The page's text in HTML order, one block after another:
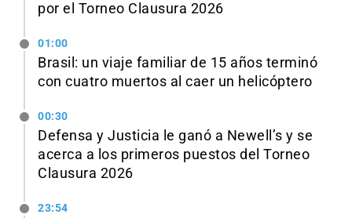
por el Torneo Clausura 2026
01:00
Brasil: un viaje familiar de 15 años terminó
con cuatro muertos al caer un helicóptero
00:30
Defensa y Justicia le ganó a Newell’s y se
acerca a los primeros puestos del Torneo
Clausura 2026
23:54